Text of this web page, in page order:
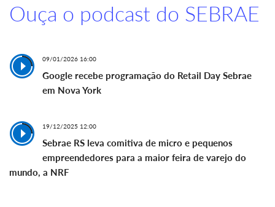
Ouça o podcast do SEBRAE
09/01/2026 16:00
Google recebe programação do Retail Day Sebrae
em Nova York
19/12/2025 12:00
Sebrae RS leva comitiva de micro e pequenos
empreendedores para a maior feira de varejo do
mundo, a NRF